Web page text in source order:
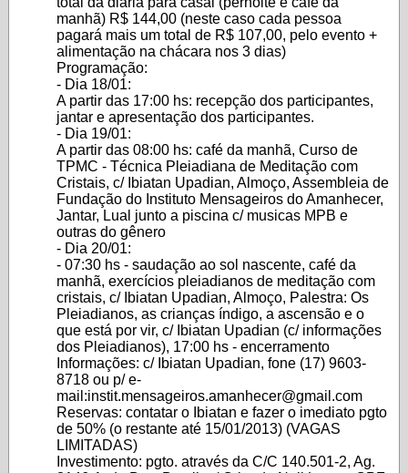
manhã) R$ 144,00 (neste caso cada pessoa
pagará mais um total de R$ 107,00, pelo evento +
alimentação na chácara nos 3 dias)
Programação:
- Dia 18/01:
A partir das 17:00 hs: recepção dos participantes,
jantar e apresentação dos participantes.
- Dia 19/01:
A partir das 08:00 hs: café da manhã, Curso de
TPMC - Técnica Pleiadiana de Meditação com
Cristais, c/ Ibiatan Upadian, Almoço, Assembleia de
Fundação do Instituto Mensageiros do Amanhecer,
Jantar, Lual junto a piscina c/ musicas MPB e
outras do gênero
- Dia 20/01:
- 07:30 hs - saudação ao sol nascente, café da
manhã, exercícios pleiadianos de meditação com
cristais, c/ Ibiatan Upadian, Almoço, Palestra: Os
Pleiadianos, as crianças índigo, a ascensão e o
que está por vir, c/ Ibiatan Upadian (c/ informações
dos Pleiadianos), 17:00 hs - encerramento
Informações: c/ Ibiatan Upadian, fone (17) 9603-
8718 ou p/ e-
mail:instit.mensageiros.amanhecer@gmail.com
Reservas: contatar o Ibiatan e fazer o imediato pgto
de 50% (o restante até 15/01/2013) (VAGAS
LIMITADAS)
Investimento: pgto. através da C/C 140.501-2, Ag.